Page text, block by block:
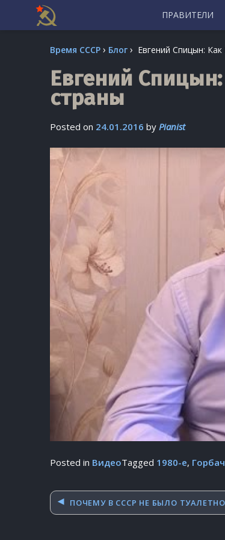
ПРАВИТЕЛИ
Время СССР › Блог › Евгений Спицын:
Евгений
страны
Posted on 24.01.2016 by Pianist
Posted in ВидеоTagged 1980-е,
Навигация
по
ПОЧЕМУ В СССР НЕ БЫЛО ТУАЛЕТНОЙ БУМАГИ?